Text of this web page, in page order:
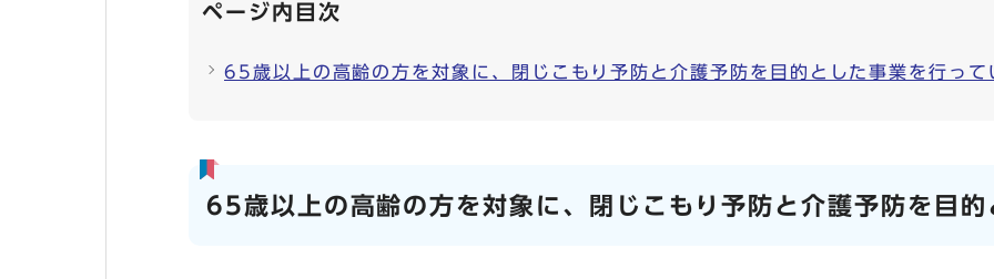
ページ内目次
65歳以上の高齢の方を対象に、閉じこもり予防と介護予防を目的とした事業を行って
65歳以上の高齢の方を対象に、閉じこもり予防と介護予防を目